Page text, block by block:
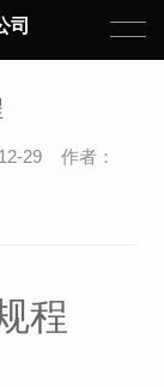
司
29 作者：
程